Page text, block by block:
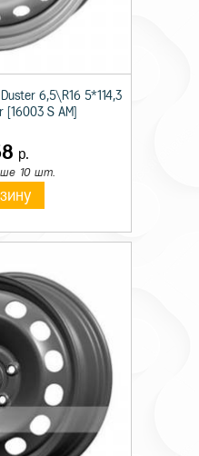
6,5\R16 5*114,3
[16003 S AM]
р.
10 шт.